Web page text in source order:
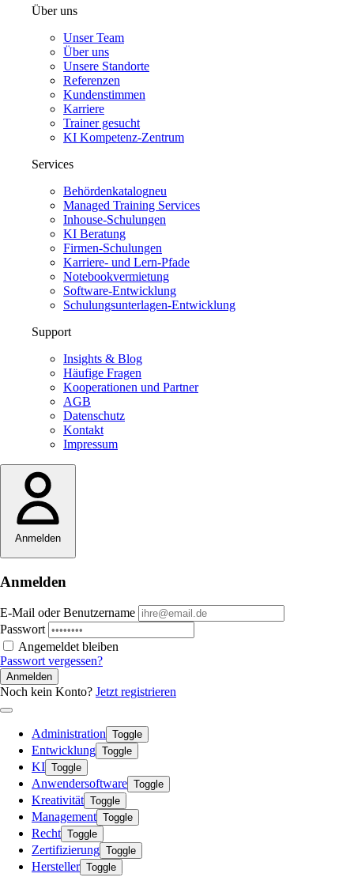
Über uns
Unser Team
Über uns
Unsere Standorte
Referenzen
Kundenstimmen
Karriere
Trainer gesucht
KI Kompetenz-Zentrum
Services
Behördenkatalogneu
Managed Training Services
Inhouse-Schulungen
KI Beratung
Firmen-Schulungen
Karriere- und Lern-Pfade
Notebookvermietung
Software-Entwicklung
Schulungsunterlagen-Entwicklung
Support
Insights & Blog
Häufige Fragen
Kooperationen und Partner
AGB
Datenschutz
Kontakt
Impressum
Anmelden
Anmelden
E-Mail oder Benutzername
Passwort
Angemeldet bleiben
Passwort vergessen?
Anmelden
Noch kein Konto? Jetzt registrieren
Administration Toggle
Entwicklung Toggle
KI Toggle
Anwendersoftware Toggle
Kreativität Toggle
Management Toggle
Recht Toggle
Zertifizierung Toggle
Hersteller Toggle